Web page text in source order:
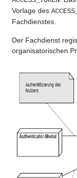
Vorlage des
Fachdienstes.
Der Fachdienst
organisatorischen